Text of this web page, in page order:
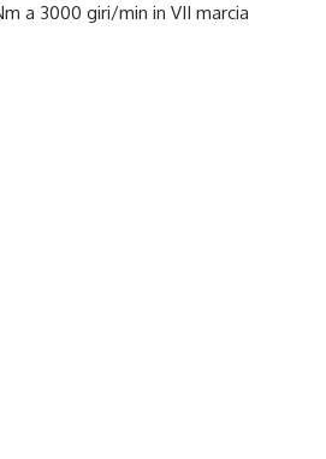
a 3000 giri/min in VII marcia